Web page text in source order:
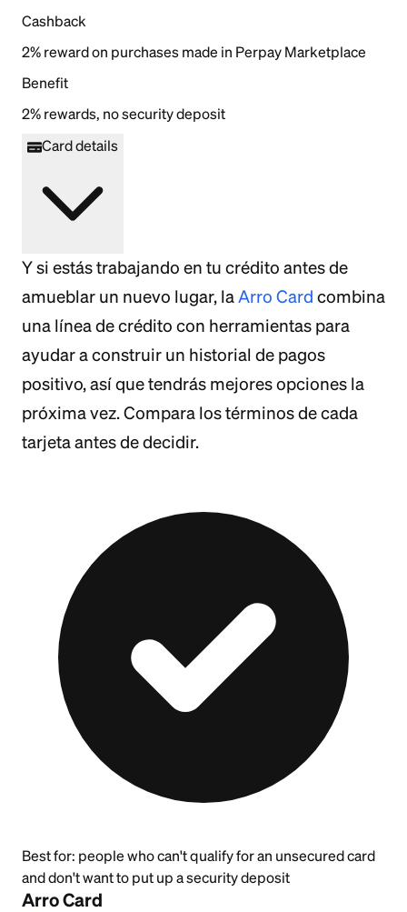
Cashback
2% reward on purchases made in Perpay Marketplace
Benefit
2% rewards, no security deposit
Card details
Y si estás trabajando en tu crédito antes de
amueblar un nuevo lugar, laArro Card combina
una línea de crédito con herramientas para
ayudar a construir un historial de pagos
positivo, así que tendrás mejores opciones la
próxima vez. Compara los términos de cada
tarjeta antes de decidir.
Best for: people who can't qualify for an unsecured card
and don't want to put up a security deposit
Arro Card